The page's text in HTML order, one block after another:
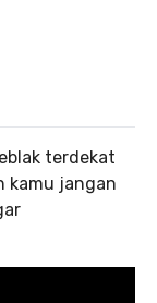
terdekat
kamu jangan